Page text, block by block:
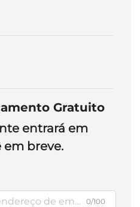
Gratuito
entrará em
breve.
0/100